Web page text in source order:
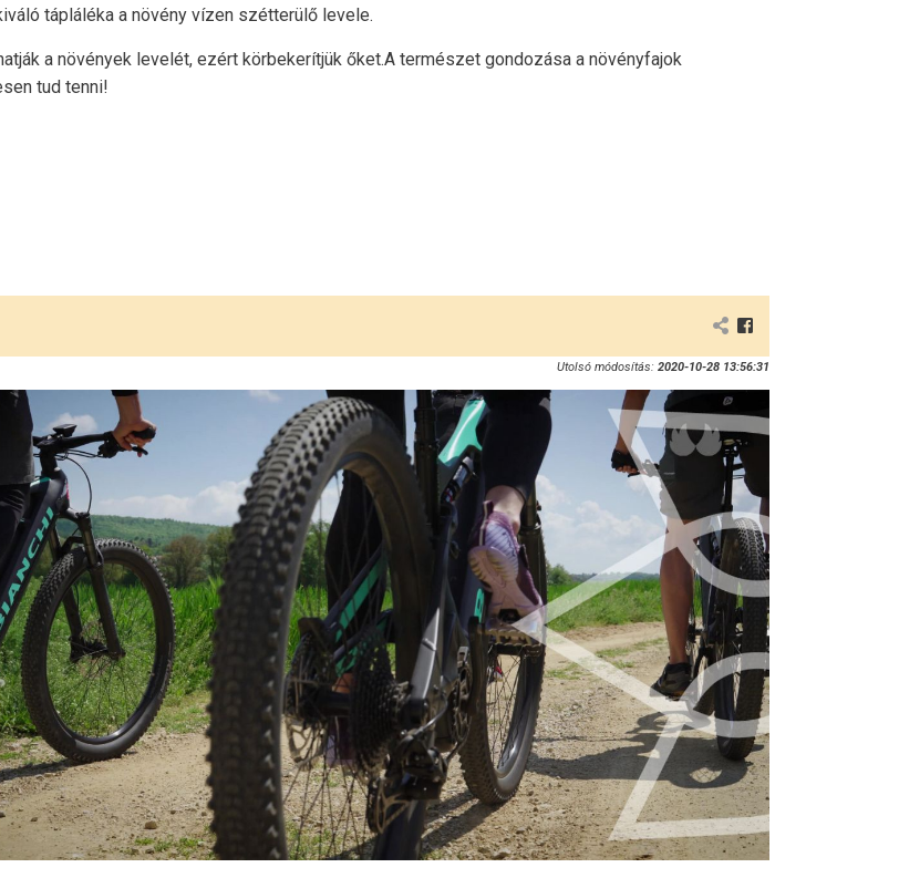
tápláléka a növény vízen szétterülő levele.
a növények levelét, ezért körbekerítjük őket.A természet gondozása a növényfajok
tud tenni!
Utolsó módosítás: 2020-10-28 13:56:31